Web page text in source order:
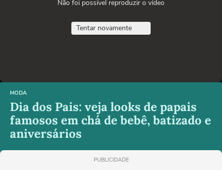
Não foi possível reproduzir o vídeo
Tentar novamente
MODA
Dia dos Pais: veja looks de papais
famosos em chá de bebê, batizado e
aniversários
PUBLICIDADE